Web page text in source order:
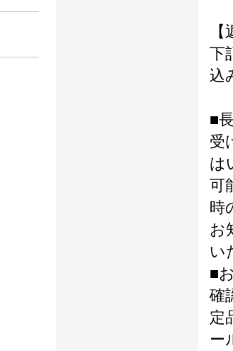
下
込
■
受
は
可
時
お
い
■
確
定
ー